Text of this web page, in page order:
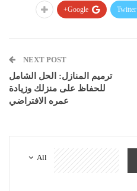
Twitter
Google+
NEXT POST
ترميم المنازل: الحل الشامل
للحفاظ على منزلك وزيادة
عمره الافتراضي
All